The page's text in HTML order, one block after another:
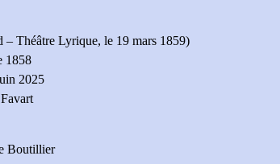
– Théâtre Lyrique, le 19 mars 1859)
1858
2025
Boutillier